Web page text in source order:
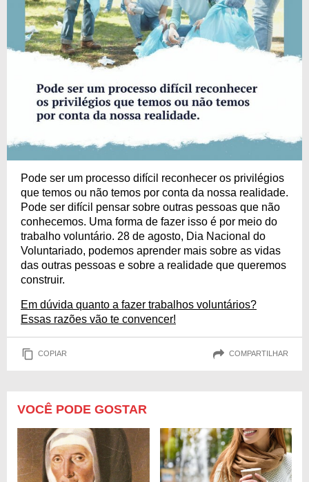
Pode ser um processo difícil reconhecer os privilégios
que temos ou não temos por conta da nossa realidade.
Pode ser difícil pensar sobre outras pessoas que não
conhecemos. Uma forma de fazer isso é por meio do
trabalho voluntário. 28 de agosto, Dia Nacional do
Voluntariado, podemos aprender mais sobre as vidas
das outras pessoas e sobre a realidade que queremos
construir.
Em dúvida quanto a fazer trabalhos voluntários?
Essas razões vão te convencer!
COPIAR COMPARTILHAR
VOCÊ PODE GOSTAR